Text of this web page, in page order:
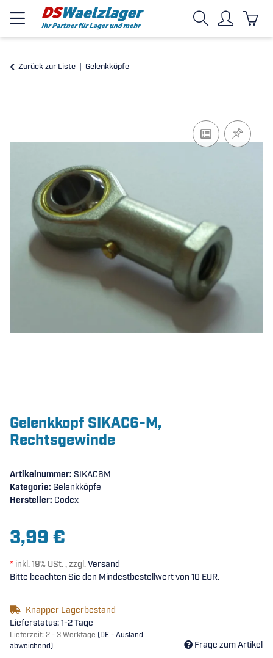
Zurück zur Liste Gelenkköpfe
Gelenkkopf SIKAC6-M,
Rechtsgewinde
Artikelnummer: SIKAC6M
Kategorie: Gelenkköpfe
Hersteller: Codex
3,99 €
* inkl. 19% USt. , zzgl.Versand
Bitte beachten Sie den Mindestbestellwert von 10 EUR.
Knapper Lagerbestand
Lieferstatus: 1-2 Tage
Lieferzeit: 2 - 3 Werktage (DE - Ausland
abweichend)
Frage zum Artikel